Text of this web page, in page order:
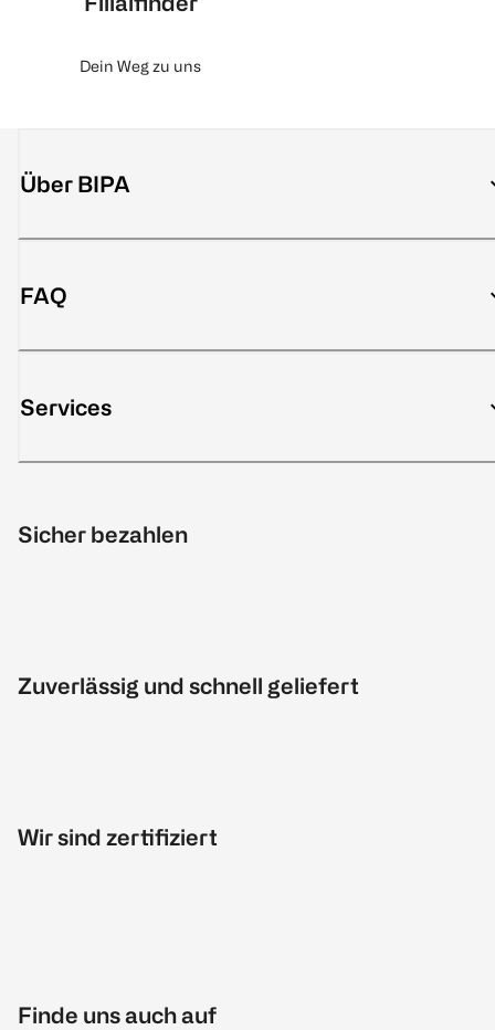
Dein Weg zu uns
Über BIPA
FAQ
Services
Sicher bezahlen
Zuverlässig und schnell geliefert
Wir sind zertifiziert
Finde uns auch auf